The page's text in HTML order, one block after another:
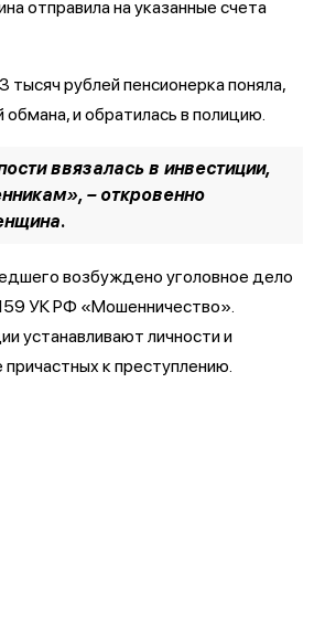
отправила на указанные счета
рублей пенсионерка поняла,
и обратилась в полицию.
ввязалась в инвестиции,
– откровенно
возбуждено уголовное дело
УК РФ «Мошенничество».
устанавливают личности и
к преступлению.